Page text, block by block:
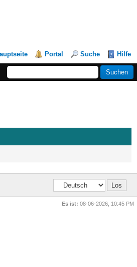
Portal Suche Hilfe
Es ist: 08-06-2026, 10:45 PM